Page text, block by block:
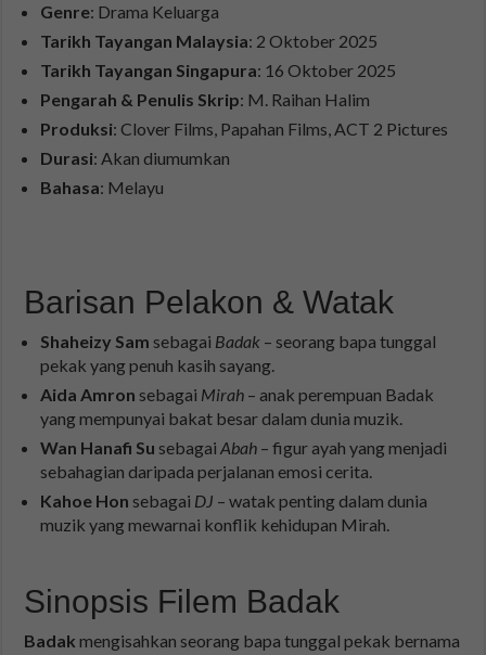
Genre: Drama Keluarga
Tarikh Tayangan Malaysia: 2 Oktober 2025
Tarikh Tayangan Singapura: 16 Oktober 2025
Pengarah & Penulis Skrip: M. Raihan Halim
Produksi: Clover Films, Papahan Films, ACT 2 Pictures
Durasi: Akan diumumkan
Bahasa: Melayu
Barisan Pelakon & Watak
Shaheizy Sam sebagai Badak – seorang bapa tunggal
pekak yang penuh kasih sayang.
Aida Amron sebagai Mirah – anak perempuan Badak
yang mempunyai bakat besar dalam dunia muzik.
Wan Hanafi Su sebagaiAbah – figur ayah yang menjadi
sebahagian daripada perjalanan emosi cerita.
Kahoe Hon sebagai DJ – watak penting dalam dunia
muzik yang mewarnai konflik kehidupan Mirah.
Sinopsis Filem Badak
Badak mengisahkan seorang bapa tunggal pekak bernama